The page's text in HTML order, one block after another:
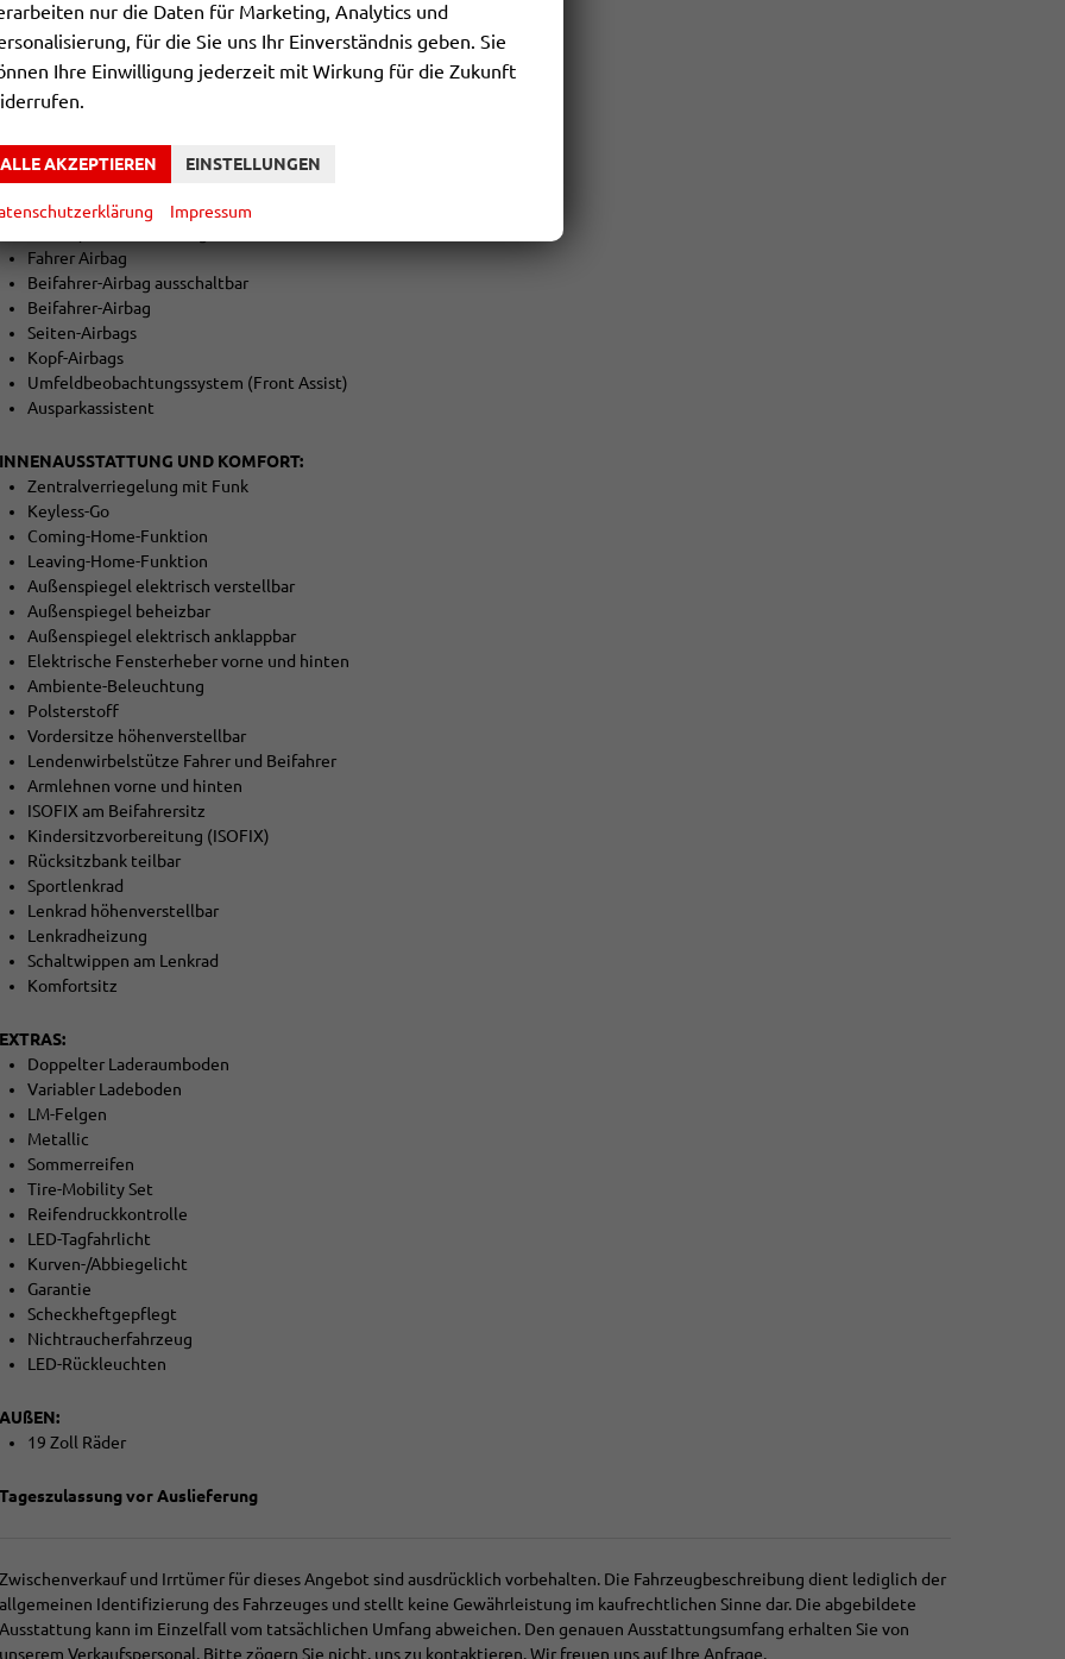
Totwinkel-Assistent
Spurwechselassistent
Verkehrszeichenerkennung
Müdigkeitswarner
Notrufsystem
Geschwindigkeitsbegrenzer
Alarmanlage
Parkbremse elektrisch
Fahrer Airbag
Beifahrer-Airbag ausschaltbar
Beifahrer-Airbag
Seiten-Airbags
Kopf-Airbags
Umfeldbeobachtungssystem (Front Assist)
Ausparkassistent
INNENAUSSTATTUNG UND KOMFORT:
Zentralverriegelung mit Funk
Keyless-Go
Coming-Home-Funktion
Leaving-Home-Funktion
Außenspiegel elektrisch verstellbar
Außenspiegel beheizbar
Außenspiegel elektrisch anklappbar
Elektrische Fensterheber vorne und hinten
Ambiente-Beleuchtung
Polsterstoff
Vordersitze höhenverstellbar
Lendenwirbelstütze Fahrer und Beifahrer
Armlehnen vorne und hinten
ISOFIX am Beifahrersitz
Kindersitzvorbereitung (ISOFIX)
Rücksitzbank teilbar
Sportlenkrad
Lenkrad höhenverstellbar
Lenkradheizung
Schaltwippen am Lenkrad
Komfortsitz
EXTRAS:
Doppelter Laderaumboden
Variabler Ladeboden
LM-Felgen
Metallic
Sommerreifen
Tire-Mobility Set
Reifendruckkontrolle
LED-Tagfahrlicht
Kurven-/Abbiegelicht
Garantie
Scheckheftgepflegt
Nichtraucherfahrzeug
LED-Rückleuchten
AUßEN:
19 Zoll Räder
Tageszulassung vor Auslieferung
Zwischenverkauf und Irrtümer für dieses Angebot sind ausdrücklich vorbehalten. Die Fahrzeugbeschreibung dient lediglich der
allgemeinen Identifizierung des Fahrzeuges und stellt keine Gewährleistung im kaufrechtlichen Sinne dar. Die abgebildete
Ausstattung kann im Einzelfall vom tatsächlichen Umfang abweichen. Den genauen Ausstattungsumfang erhalten Sie von
unserem Verkaufspersonal. Bitte zögern Sie nicht, uns zu kontaktieren. Wir freuen uns auf Ihre Anfrage.
nur die Daten für Marketing, Analytics und
für die Sie uns Ihr Einverständnis geben. Sie
Ihre Einwilligung jederzeit mit Wirkung für die Zukunft
ALLE AKZEPTIEREN EINSTELLUNGEN
Impressum